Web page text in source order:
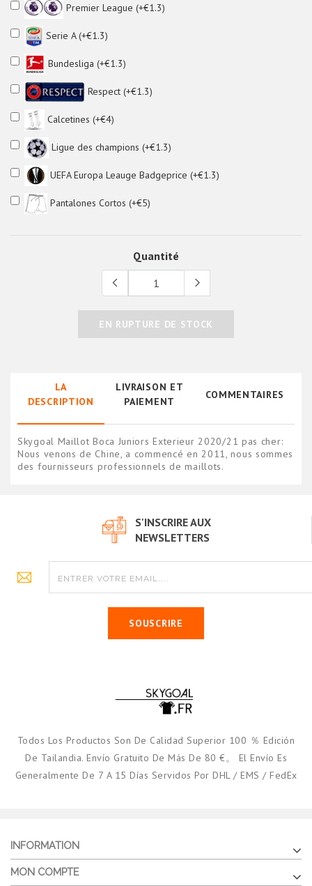
Premier League (+€1.3)
Serie A (+€1.3)
Bundesliga (+€1.3)
Respect (+€1.3)
Calcetines (+€4)
Ligue des champions (+€1.3)
UEFA Europa Leauge Badgeprice (+€1.3)
Pantalones Cortos (+€5)
Quantité
EN RUPTURE DE STOCK
LA
DESCRIPTION
LIVRAISON ET
PAIEMENT
COMMENTAIRES
Skygoal Maillot Boca Juniors Exterieur 2020/21 pas cher:
Nous venons de Chine, a commencé en 2011, nous sommes
des fournisseurs professionnels de maillots.
S'INSCRIRE AUX
NEWSLETTERS
SOUSCRIRE
Todos Los Productos Son De Calidad Superior 100 ％ Edición
De Tailandia. Envío Gratuito De Más De 80 €。 El Envío Es
Generalmente De 7 A 15 Días Servidos Por DHL / EMS / FedEx
INFORMATION
MON COMPTE